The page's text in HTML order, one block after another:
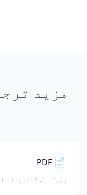
مزید
📄
PDF
پورٹیبل ڈاکیومنٹ